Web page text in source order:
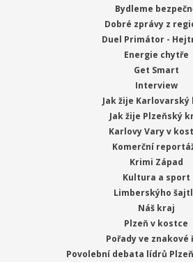
Bydleme
Dobré zprávy z
Duel Primátor -
Energie chytře
Get Smart
Interview
Jak žije Karlovarský
Jak žije Plzeňský
Karlovy Vary v
Komerční
Krimi Západ
Kultura a sport
Limberskýho
Náš kraj
Plzeň v kostce
Pořady ve znakové
Povolební debata lídrů